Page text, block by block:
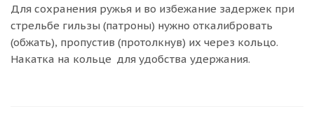
Для сохранения ружья и во избежание задержек при
стрельбе гильзы (патроны) нужно откалибровать
(обжать), пропустив (протолкнув) их через кольцо.
Накатка на кольце для удобства удержания.